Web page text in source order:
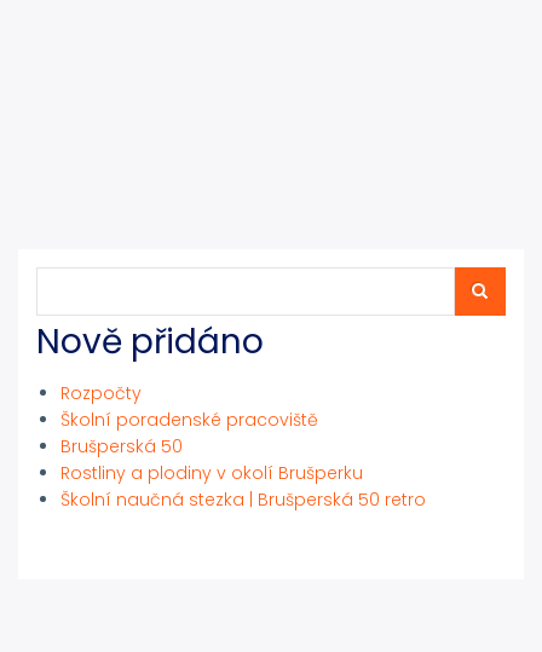
Nově přidáno
Rozpočty
Školní poradenské pracoviště
Brušperská 50
Rostliny a plodiny v okolí Brušperku
Školní naučná stezka | Brušperská 50 retro